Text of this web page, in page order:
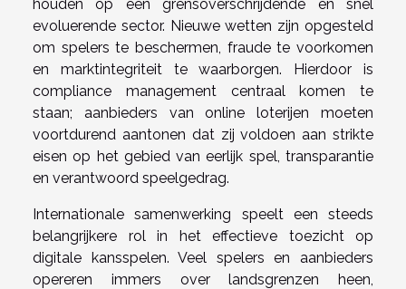
houden op een grensoverschrijdende en snel
evoluerende sector. Nieuwe wetten zijn opgesteld
om spelers te beschermen, fraude te voorkomen
en marktintegriteit te waarborgen. Hierdoor is
compliance management centraal komen te
staan; aanbieders van online loterijen moeten
voortdurend aantonen dat zij voldoen aan strikte
eisen op het gebied van eerlijk spel, transparantie
en verantwoord speelgedrag.
Internationale samenwerking speelt een steeds
belangrijkere rol in het effectieve toezicht op
digitale kansspelen. Veel spelers en aanbieders
opereren immers over landsgrenzen heen,